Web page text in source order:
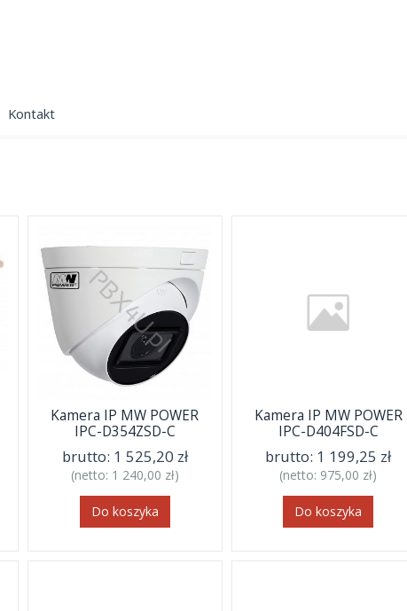
Kontakt
Kamera IP MW POWER
IPC-D354ZSD-C
brutto: 1 525,20 zł
(netto: 1 240,00 zł)
Do koszyka
Kamera IP MW POWER
IPC-D404FSD-C
brutto: 1 199,25 zł
(netto: 975,00 zł)
Do koszyka